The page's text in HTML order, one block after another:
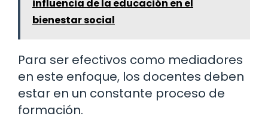
influencia de la educación en el
bienestar social
Para ser efectivos como mediadores
en este enfoque, los docentes deben
estar en un constante proceso de
formación.